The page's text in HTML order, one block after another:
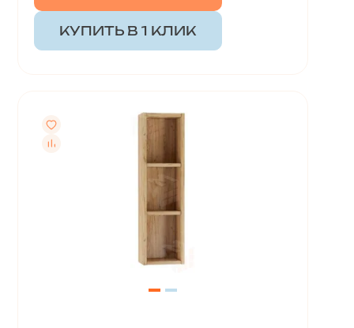
КУПИТЬ В 1 КЛИК